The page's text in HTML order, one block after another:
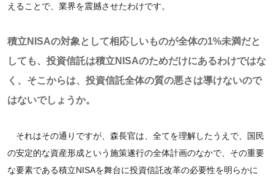
えることで、業界を震撼させたわけです。
積立NISAの対象として相応しいものが全体の1%未満だと
しても、投資信託は積立NISAのためだけにあるわけではな
く、そこからは、投資信託全体の質の悪さは導けないので
はないでしょうか。
それはその通りですが、森長官は、全てを理解したうえで、国民
の安定的な資産形成という施策遂行の全体計画のなかで、その重要
な要素である積立NISAを舞台に投資信託改革の必要性を明らかに